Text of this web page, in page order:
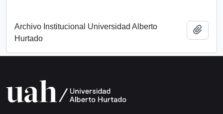
Archivo Institucional Universidad Alberto
Hurtado